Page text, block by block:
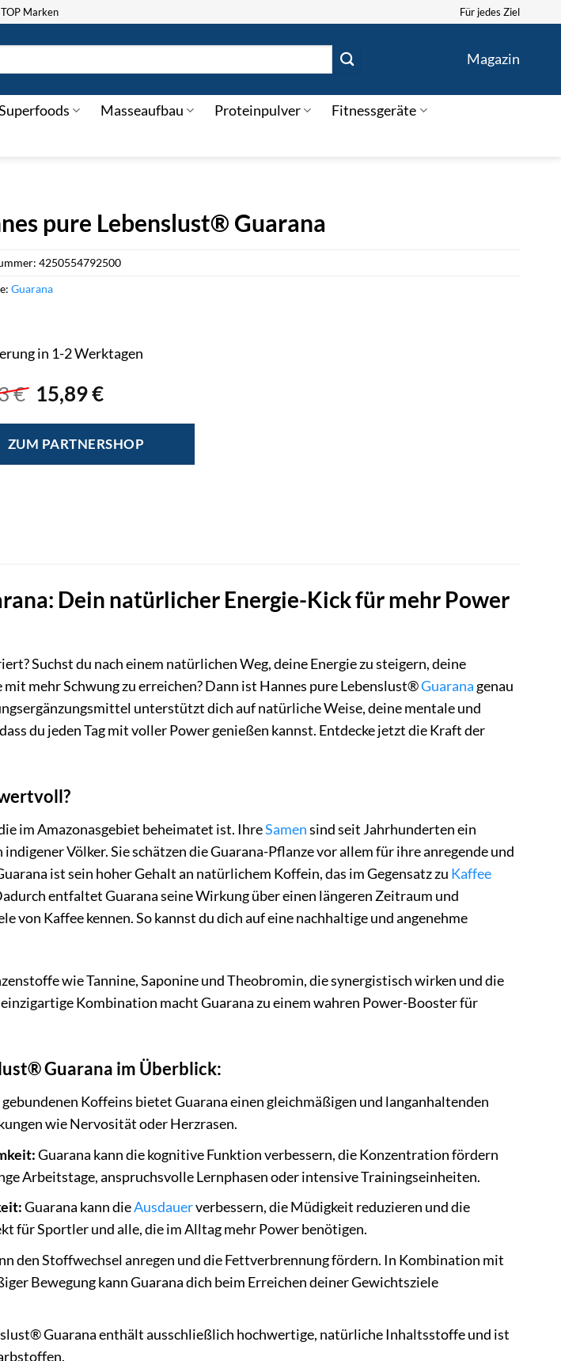
TOP Marken Für jedes Ziel
Magazin
Masseaufbau Proteinpulver
Fitnessgeräte
pure Lebenslust® Guarana
€ Ursprünglicher
Preis
war:
17,43 €
15,89€Aktueller
ist:
15,89 €.
in 1-2 Werktagen
ZUM PARTNERSHOP
4250554792500
Guarana
Dein natürlicher Energie-Kick für mehr Power
Suchst du nach einem natürlichen Weg, deine Energie zu steigern, deine
mehr Schwung zu erreichen? Dann ist Hannes pure Lebenslust®Guaranagenau
unterstützt dich auf natürliche Weise, deine mentale und
du jeden Tag mit voller Power genießen kannst. Entdecke jetzt die Kraft der
im Amazonasgebiet beheimatet ist. IhreSamensind seit Jahrhunderten ein
Völker. Sie schätzen die Guarana-Pflanze vor allem für ihre anregende und
ist sein hoher Gehalt an natürlichem Koffein, das im Gegensatz zu Kaffee
entfaltet Guarana seine Wirkung über einen längeren Zeitraum und
von Kaffee kennen. So kannst du dich auf eine nachhaltige und angenehme
wie Tannine, Saponine und Theobromin, die synergistisch wirken und die
Kombination macht Guarana zu einem wahren Power-Booster für
Guarana im Überblick:
Koffeins bietet Guarana einen gleichmäßigen und langanhaltenden
wie Nervosität oder Herzrasen.
Guarana kann die kognitive Funktion verbessern, die Konzentration fördern
Arbeitstage, anspruchsvolle Lernphasen oder intensive Trainingseinheiten.
Guarana kann dieAusdauerverbessern, die Müdigkeit reduzieren und die
für Sportler und alle, die im Alltag mehr Power benötigen.
den Stoffwechsel anregen und die Fettverbrennung fördern. In Kombination mit
Bewegung kann Guarana dich beim Erreichen deiner Gewichtsziele
Guarana enthält ausschließlich hochwertige, natürliche Inhaltsstoffe und ist